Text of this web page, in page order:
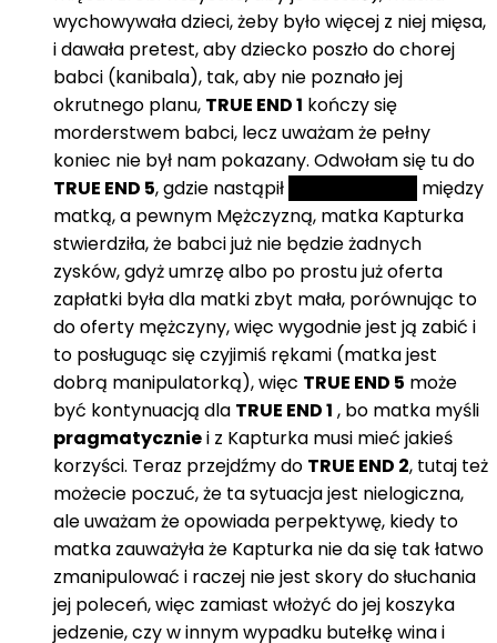
wychowywała dzieci, żeby było więcej z niej mięsa,
i dawała pretest, aby dziecko poszło do chorej
babci (kanibala), tak, aby nie poznało jej
okrutnego planu, TRUE END 1 kończy się
morderstwem babci, lecz uważam że pełny
koniec nie był nam pokazany. Odwołam się tu do
TRUE END 5, gdzie nastąpił
między
matką, a pewnym Mężczyzną, matka Kapturka
stwierdziła, że babci już nie będzie żadnych
zysków, gdyż umrzę albo po prostu już oferta
zapłatki była dla matki zbyt mała, porównując to
do oferty mężczyny, więc wygodnie jest ją zabić i
to posługuąc się czyjimiś rękami (matka jest
dobrą manipulatorką), więc TRUE END 5 może
być kontynuacją dla TRUE END 1 , bo matka myśli
pragmatyczniei z Kapturka musi mieć jakieś
korzyści. Teraz przejdźmy do TRUE END 2, tutaj też
możecie poczuć, że ta sytuacja jest nielogiczna,
ale uważam że opowiada perpektywę, kiedy to
matka zauważyła że Kapturka nie da się tak łatwo
zmanipulować i raczej nie jest skory do słuchania
jej poleceń, więc zamiast włożyć do jej koszyka
jedzenie, czy w innym wypadku butełkę wina i